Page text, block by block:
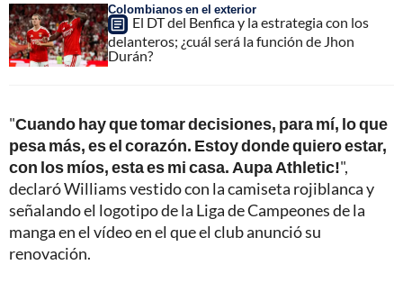
Colombianos en el exterior
El DT del Benfica y la estrategia con los
delanteros; ¿cuál será la función de Jhon
Durán?
"Cuando hay que tomar decisiones, para mí, lo que
pesa más, es el corazón. Estoy donde quiero estar,
con los míos, esta es mi casa. Aupa Athletic!",
declaró Williams vestido con la camiseta rojiblanca y
señalando el logotipo de la Liga de Campeones de la
manga en el vídeo en el que el club anunció su
renovación.